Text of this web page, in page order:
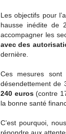
Les objectifs pour
hausse inédite de
accompagner les
avec des
dernière.
Ces mesures sont
désendettement
240 euros(contre
la bonne santé
C’est pourquoi,